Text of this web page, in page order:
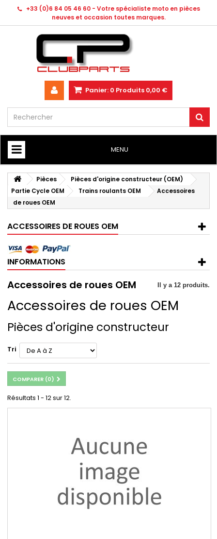
+33 (0)6 84 05 46 60 - Votre spécialiste moto en pièces
neuves et occasion toutes marques.
Panier: 0 Produits 0,00 €
MENU
HOME
Pièces
Pièces d'origine constructeur (OEM)
Partie Cycle OEM
Trains roulants OEM
Accessoires
de roues OEM
ACCESSOIRES DE ROUES OEM
INFORMATIONS
Accessoires de roues OEM Il y a 12 produits.
Accessoires de roues OEM
Pièces d'origine constructeur
Tri
COMPARER (0)
Résultats 1 - 12 sur 12.